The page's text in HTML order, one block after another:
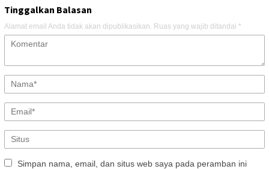
Tinggalkan Balasan
Alamat email Anda tidak akan dipublikasikan. Ruas yang wajib ditandai *
Simpan nama, email, dan situs web saya pada peramban ini